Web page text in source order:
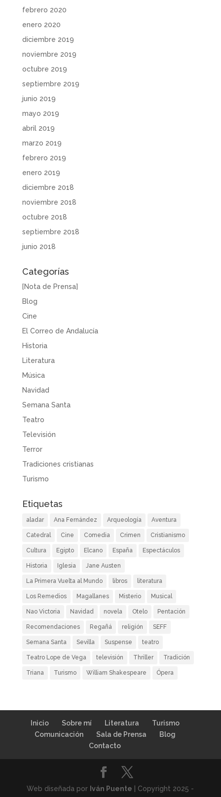
febrero 2020
enero 2020
diciembre 2019
noviembre 2019
octubre 2019
septiembre 2019
junio 2019
mayo 2019
abril 2019
marzo 2019
febrero 2019
enero 2019
diciembre 2018
noviembre 2018
octubre 2018
septiembre 2018
junio 2018
Categorías
[Nota de Prensa]
Blog
Cine
El Correo de Andalucía
Historia
Literatura
Música
Navidad
Semana Santa
Teatro
Televisión
Terror
Tradiciones cristianas
Turismo
Etiquetas
aladar Ana Fernández Arqueología Aventura
Catedral Cine Comedia Crimen Cristianismo
Cultura Egipto Elcano España Espectáculos
Historia Iglesia Jane Austen
La Primera Vuelta al Mundo libros literatura
Los Remedios Magallanes Misterio Musical
Nao Victoria Navidad novela Otelo Pentación
Recomendaciones Regañá religión SEFF
Semana Santa Sevilla Suspense teatro
Teatro Lope de Vega televisión Thriller Tradición
Triana Turismo William Shakespeare Ópera
Inicio Sobre mí Literatura
Turismo
Comunicación
Sala de Prensa
Blog
Contacto
Web diseñada por Iván Puente | Copyright 2025 -